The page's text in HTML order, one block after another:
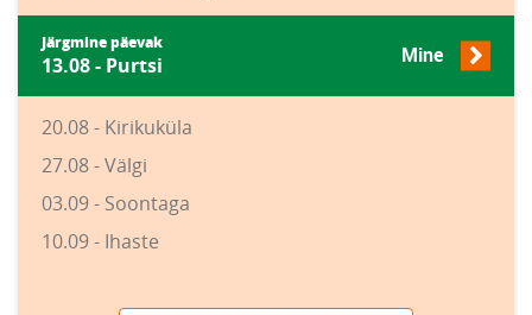
Järgmine päevak
13.08 - Purtsi Mine
20.08 - Kirikuküla
27.08 - Välgi
03.09 - Soontaga
10.09 - Ihaste